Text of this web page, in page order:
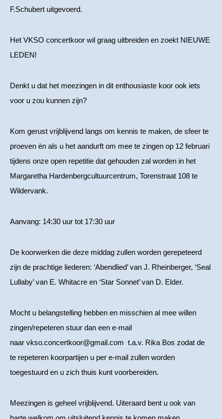
F.Schubert uitgevoerd.
Het VKSO concertkoor wil graag uitbreiden en zoekt NIEUWE
LEDEN!
Denkt u dat het meezingen in dit enthousiaste koor ook iets
voor u zou kunnen zijn?
Kom gerust vrijblijvend langs om kennis te maken, de sfeer te
proeven èn als u het aandurft om mee te zingen op 12 februari
tijdens onze open repetitie dat gehouden zal worden in het
Margaretha Hardenbergcultuurcentrum, Torenstraat 108 te
Wildervank.
Aanvang: 14:30 uur tot 17:30 uur
De koorwerken die deze middag zullen worden gerepeteerd
zijn de prachtige liederen: ‘Abendlied’ van J. Rheinberger, ‘Seal
Lullaby’ van E. Whitacre en ‘Star Sonnet’ van D. Elder.
Mocht u belangstelling hebben en misschien al mee willen
zingen/repeteren stuur dan een e-mail
naar vkso.concertkoor@gmail.com t.a.v. Rika Bos zodat de
te repeteren koorpartijen u per e-mail zullen worden
toegestuurd en u zich thuis kunt voorbereiden.
Meezingen is geheel vrijblijvend. Uiteraard bent u ook van